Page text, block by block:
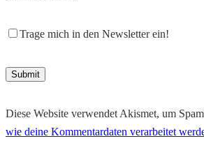
Trage mich in den Newsletter ein!
Diese Website verwendet Akismet, um
wie deine Kommentardaten verarbeitet